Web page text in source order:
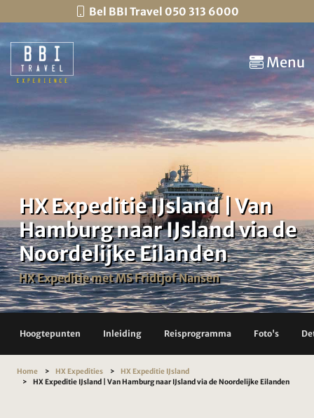
Bel BBI Travel 050 313 6000
Menu
HX Expeditie IJsland | Van
Hamburg naar IJsland via de
Noordelijke Eilanden
HX Expeditie met MS Fridtjof Nansen
Hoogtepunten Inleiding Reisprogramma Foto's
Home HX Expedities
HX Expeditie IJsland
HX Expeditie IJsland | Van Hamburg naar IJsland via de Noordelijke Eilanden